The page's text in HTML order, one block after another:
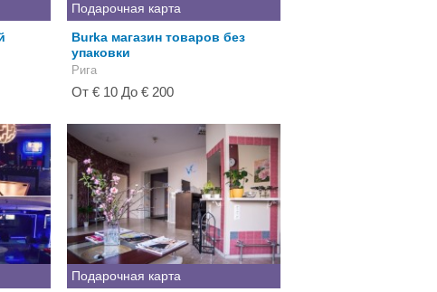
Подарочная карта
Burka магазин товаров без
упаковки
Рига
От € 10 До € 200
Подарочная карта